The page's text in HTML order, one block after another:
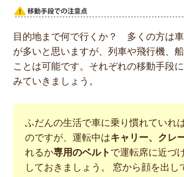
目的地まで何で行くか？ 多くの方は
が多いと思いますが、列車や飛行機、
ことは可能です。それぞれの移動手段
みていきましょう。
ふだんの生活で車に乗り慣れていれ
のですが、運転中はキャリー、クレ
れるか専用のベルト で運転席に近づ
しておきましょう。 窓から顔を出し